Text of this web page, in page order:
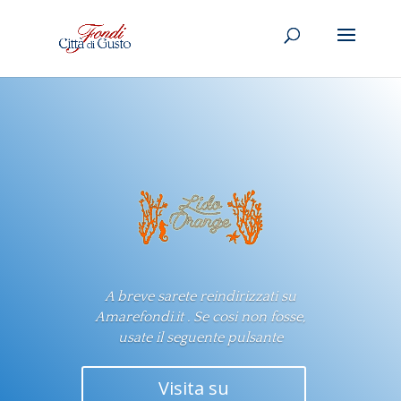
A breve sarete reindirizzati su
Amarefondi.it . Se cosi non fosse,
usate il seguente pulsante
Visita su